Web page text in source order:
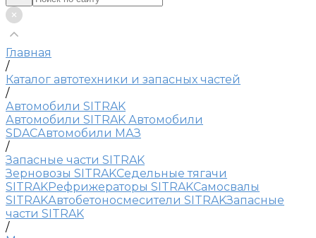
Главная
/
Каталог автотехники и запасных частей
/
Автомобили SITRAK
Автомобили SITRAK Автомобили
SDACАвтомобили МАЗ
/
Запасные части SITRAK
Зерновозы SITRAKСедельные тягачи
SITRAKРефрижераторы SITRAKСамосвалы
SITRAKАвтобетоносмесители SITRAKЗапасные
части SITRAK
/